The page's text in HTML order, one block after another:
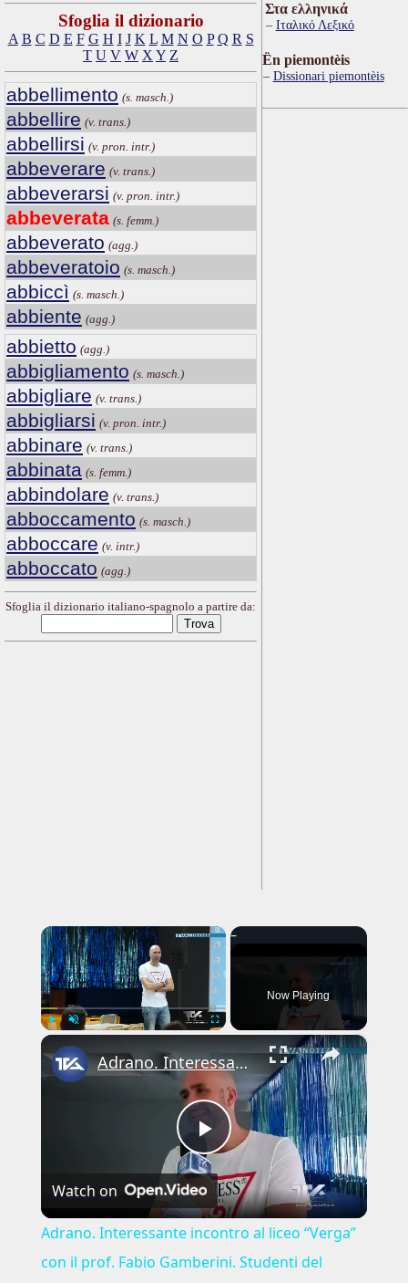
Sfoglia il dizionario
A B C D E F G H I J K L M N O P Q R S
T U V W X Y Z
abbellimento (s. masch.)
abbellire (v. trans.)
abbellirsi (v. pron. intr.)
abbeverare (v. trans.)
abbeverarsi (v. pron. intr.)
abbeverata (s. femm.)
abbeverato (agg.)
abbeveratoio (s. masch.)
abbiccì (s. masch.)
abbiente (agg.)
abbietto (agg.)
abbigliamento (s. masch.)
abbigliare (v. trans.)
abbigliarsi (v. pron. intr.)
abbinare (v. trans.)
abbinata (s. femm.)
abbindolare (v. trans.)
abboccamento (s. masch.)
abboccare (v. intr.)
abboccato (agg.)
Sfoglia il dizionario italiano-spagnolo a partire da:
Στα ελληνικά
Ιταλικό Λεξικό
Ën piemontèis
Dissionari piemontèis
×
Now Playing
×
Play
Video
Adrano. Interessante incontro al liceo “Verga” con il prof. Fabio Gamberini. Studenti del Linguistic
Watch on
Adrano. Interessante incontro al liceo “Verga”
con il prof. Fabio Gamberini. Studenti del